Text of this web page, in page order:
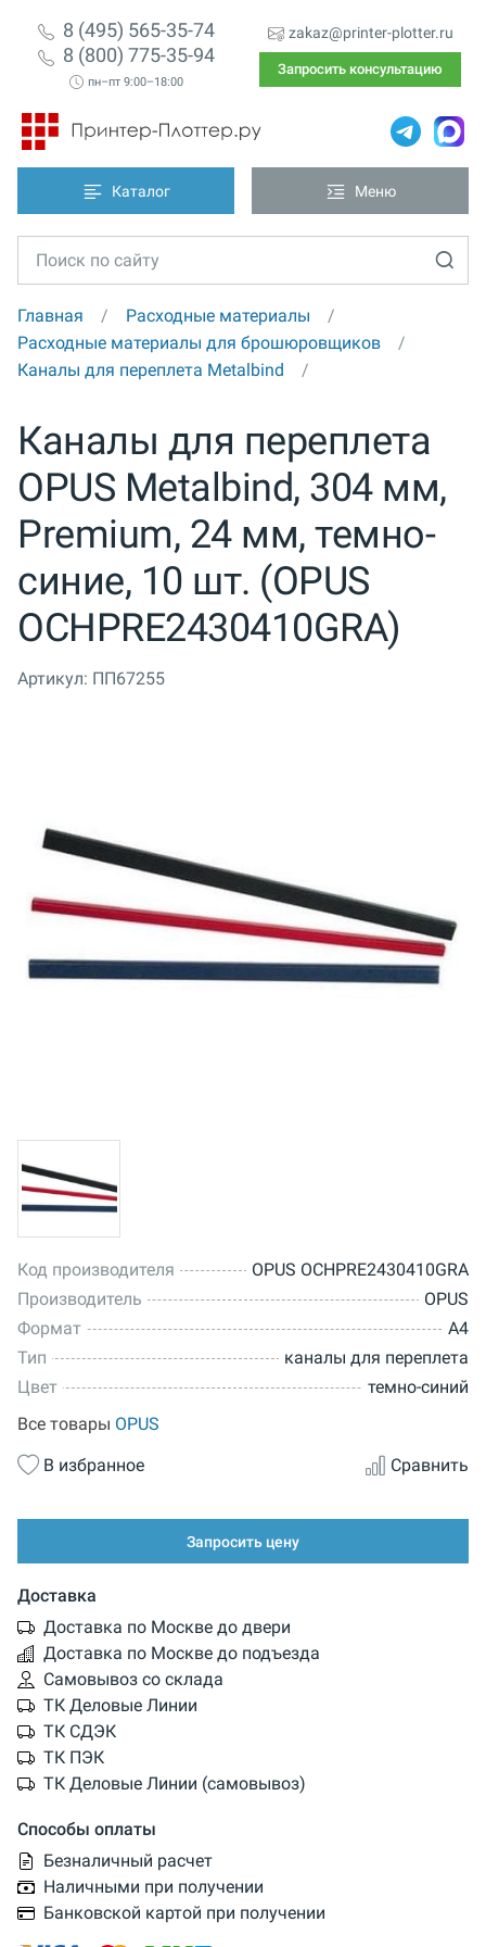
8 (495) 565-35-74
8 (800) 775-35-94
пн–пт 9:00–18:00
zakaz@printer-plotter.ru
Запросить консультацию
Каталог Меню
Главная
Расходные материалы
Расходные материалы для брошюровщиков
Каналы для переплета Metalbind
Каналы для переплета
OPUS Metalbind, 304 мм,
Premium, 24 мм, темно-
синие, 10 шт. (OPUS
OCHPRE2430410GRA)
Артикул: ПП67255
Код производителя
OPUS OCHPRE2430410GRA
Производитель
OPUS
Формат
A4
Тип
каналы для переплета
Цвет
темно-синий
Все товары OPUS
В избранное
Сравнить
Запросить цену
Доставка
Доставка по Москве до двери
Доставка по Москве до подъезда
Самовывоз со склада
ТК Деловые Линии
ТК СДЭК
ТК ПЭК
ТК Деловые Линии (самовывоз)
Способы оплаты
Безналичный расчет
Наличными при получении
Банковской картой при получении